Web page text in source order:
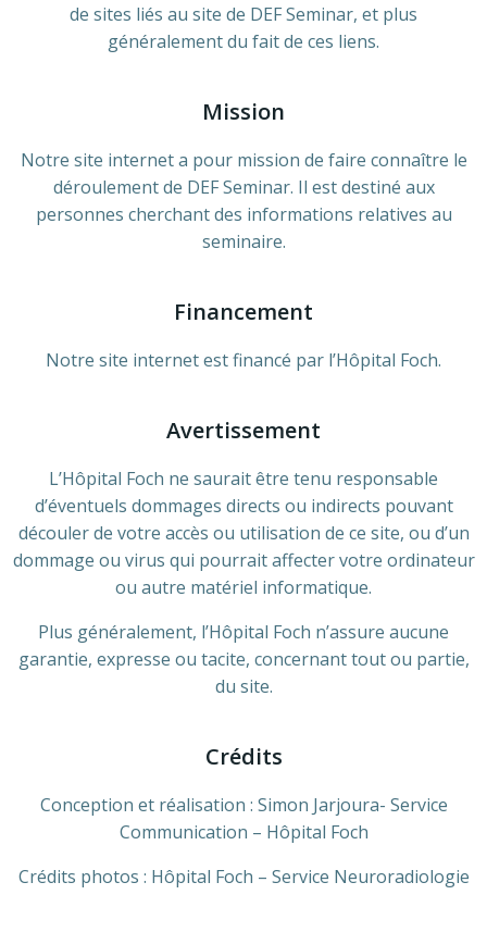
de sites liés au site de DEF Seminar, et plus
généralement du fait de ces liens.
Mission
Notre site internet a pour mission de faire connaître le
déroulement de DEF Seminar. Il est destiné aux
personnes cherchant des informations relatives au
seminaire.
Financement
Notre site internet est financé par l’Hôpital Foch.
Avertissement
L’Hôpital Foch ne saurait être tenu responsable
d’éventuels dommages directs ou indirects pouvant
découler de votre accès ou utilisation de ce site, ou d’un
dommage ou virus qui pourrait affecter votre ordinateur
ou autre matériel informatique.
Plus généralement, l’Hôpital Foch n’assure aucune
garantie, expresse ou tacite, concernant tout ou partie,
du site.
Crédits
Conception et réalisation : Simon Jarjoura- Service
Communication – Hôpital Foch
Crédits photos : Hôpital Foch – Service Neuroradiologie